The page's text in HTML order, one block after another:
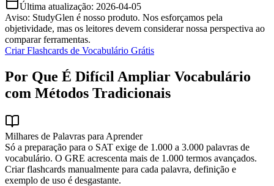
Última atualização: 2026-04-05
Aviso: StudyGlen é nosso produto. Nos esforçamos pela
objetividade, mas os leitores devem considerar nossa perspectiva ao
comparar ferramentas.
Criar Flashcards de Vocabulário Grátis
Por Que É Difícil Ampliar Vocabulário
com Métodos Tradicionais
Milhares de Palavras para Aprender
Só a preparação para o SAT exige de 1.000 a 3.000 palavras de
vocabulário. O GRE acrescenta mais de 1.000 termos avançados.
Criar flashcards manualmente para cada palavra, definição e
exemplo de uso é desgastante.